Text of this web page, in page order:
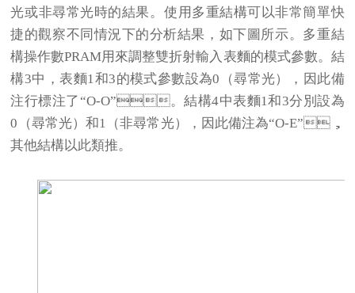
光或非尋常光時的結果。使用多重結構可以非常簡單快
捷的觀察不同情況下的分析結果，如下圖所示。多重結
構操作數PRAM用來調整雙折射輸入表麵的模式參數。結
構3中，表麵1和3的模式參數設為0（尋常光），因此備
注行標注了“O-O”。結構4中表麵1和3分別設為
0（尋常光）和1（非尋常光），因此備注為“O-E”，
其他結構以此類推。